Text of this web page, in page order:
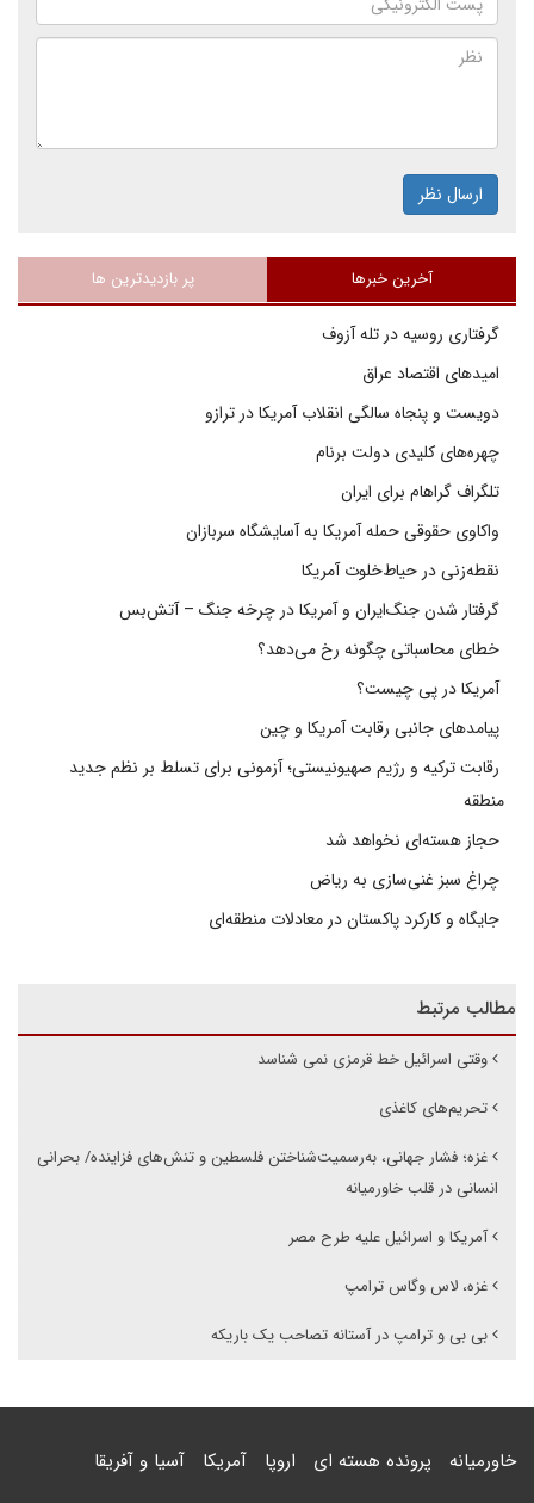
ارسال نظر
آخرین خبرها پر بازدیدترین ها
گرفتاری روسیه در تله آزوف
امیدهای اقتصاد عراق
دویست و پنجاه سالگی انقلاب آمریکا در ترازو
چهره‌های کلیدی دولت برنام
تلگراف گراهام برای ایران
واکاوی حقوقی حمله آمریکا به آسایشگاه سربازان
نقطه‌زنی در حیاط‌خلوت آمریکا
گرفتار شدن جنگ‌ایران و آمریکا در چرخه جنگ – آتش‌بس
خطای محاسباتی چگونه رخ می‌دهد؟
آمریکا در پی چیست؟
پیامدهای جانبی رقابت آمریکا و چین
رقابت ترکیه و رژیم صهیونیستی؛ آزمونی برای تسلط بر نظم جدید
منطقه
حجاز هسته‌ای نخواهد شد
چراغ سبز غنی‌سازی به ریاض
جایگاه و کارکرد پاکستان در معادلات منطقه‌ای
مطالب مرتبط
وقتی اسرائیل خط قرمزی نمی شناسد
تحریم‌های کاغذی
غزه؛ فشار جهانی، به‌رسمیت‌شناختن فلسطین و تنش‌های فزاینده/ بحرانی
انسانی در قلب خاورمیانه
آمریکا و اسرائیل علیه طرح مصر
غزه، لاس وگاس ترامپ
بی بی و ترامپ در آستانه تصاحب یک باریکه
خاورمیانه پرونده هسته ای اروپا آمریکا آسیا و آفریقا